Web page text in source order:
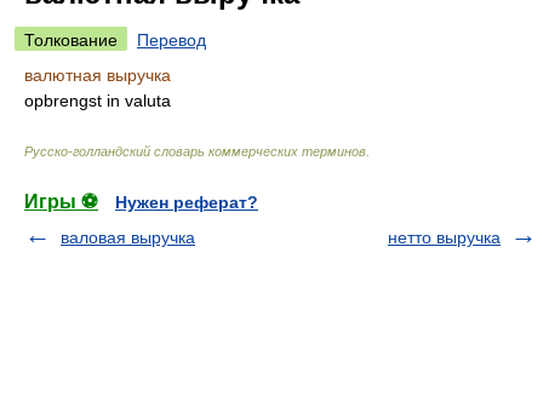
Толкование
Перевод
валютная выручка
opbrengst in valuta
Русско-голландский словарь коммерческих терминов
Игры ⚽
Нужен реферат?
валовая выручка
нетто выручка